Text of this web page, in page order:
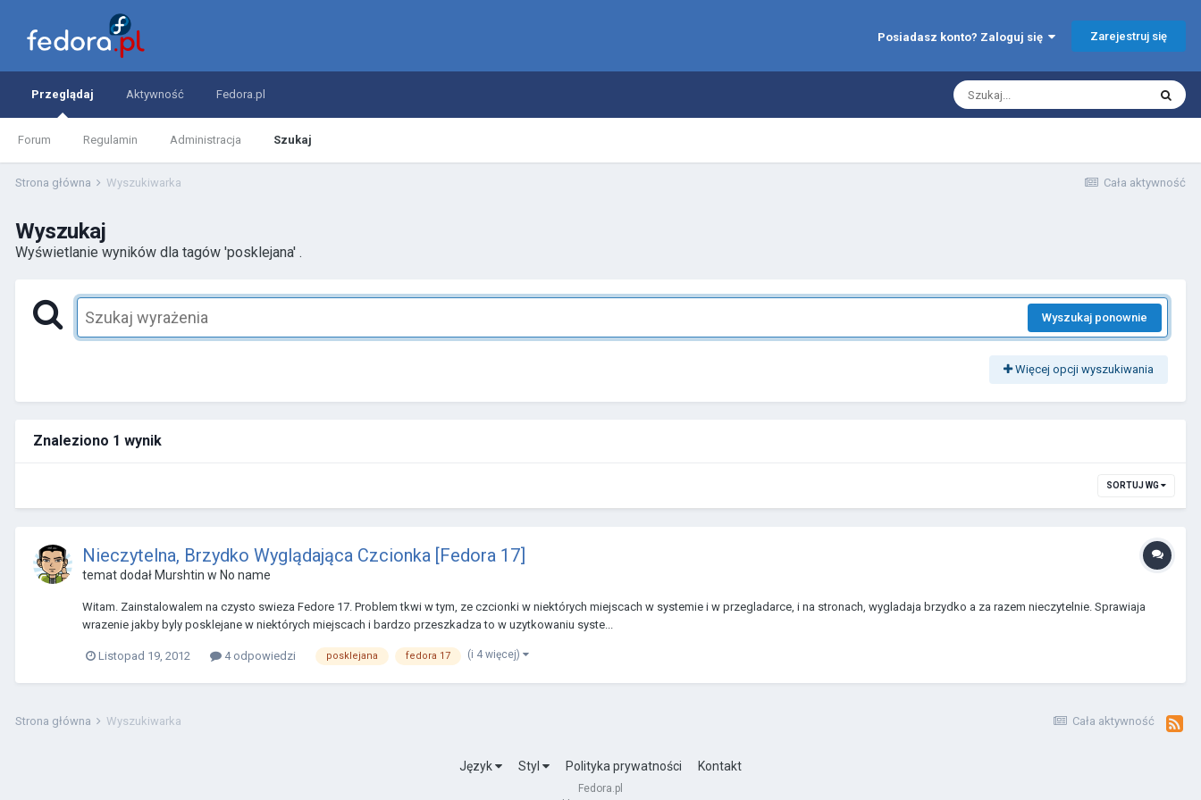
Posiadasz konto? Zaloguj się Zarejestruj się
Przeglądaj
Forum Regulamin Administracja Szukaj
Aktywność Fedora.pl
Cała aktywność
Strona główna Wyszukiwarka
Wyszukaj
Wyświetlanie wyników dla tagów 'posklejana' .
Wyszukaj ponownie
Więcej opcji wyszukiwania
Znaleziono 1 wynik
SORTUJ WG
Nieczytelna, Brzydko Wyglądająca Czcionka [Fedora 17]
temat dodał Murshtin w No name
Witam. Zainstalowalem na czysto swieza Fedore 17. Problem tkwi w tym, ze czcionki w niektórych miejscach w systemie i w przegladarce, i na stronach, wygladaja brzydko a za razem nieczytelnie. Sprawiaja
wrazenie jakby byly posklejane w niektórych miejscach i bardzo przeszkadza to w uzytkowaniu syste...
Listopad 19, 2012 4 odpowiedzi posklejana fedora 17 (i 4 więcej)
Cała aktywność
Strona główna Wyszukiwarka
Język Styl Polityka prywatności Kontakt
Fedora.pl